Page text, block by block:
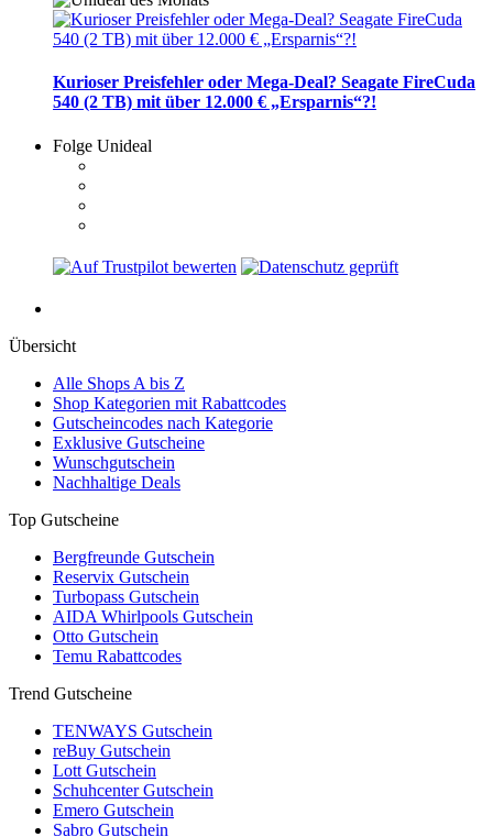
Kurioser Preisfehler oder Mega-Deal? Seagate FireCuda
540 (2 TB) mit über 12.000 € „Ersparnis“?!
Folge Unideal
Übersicht
Alle Shops A bis Z
Shop Kategorien mit Rabattcodes
Gutscheincodes nach Kategorie
Exklusive Gutscheine
Wunschgutschein
Nachhaltige Deals
Top Gutscheine
Bergfreunde Gutschein
Reservix Gutschein
Turbopass Gutschein
AIDA Whirlpools Gutschein
Otto Gutschein
Temu Rabattcodes
Trend Gutscheine
TENWAYS Gutschein
reBuy Gutschein
Lott Gutschein
Schuhcenter Gutschein
Emero Gutschein
Sabro Gutschein